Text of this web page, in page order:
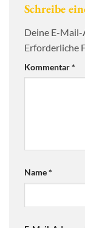
Schreibe
Deine E-
Erforderliche
Kommentar*
Name*